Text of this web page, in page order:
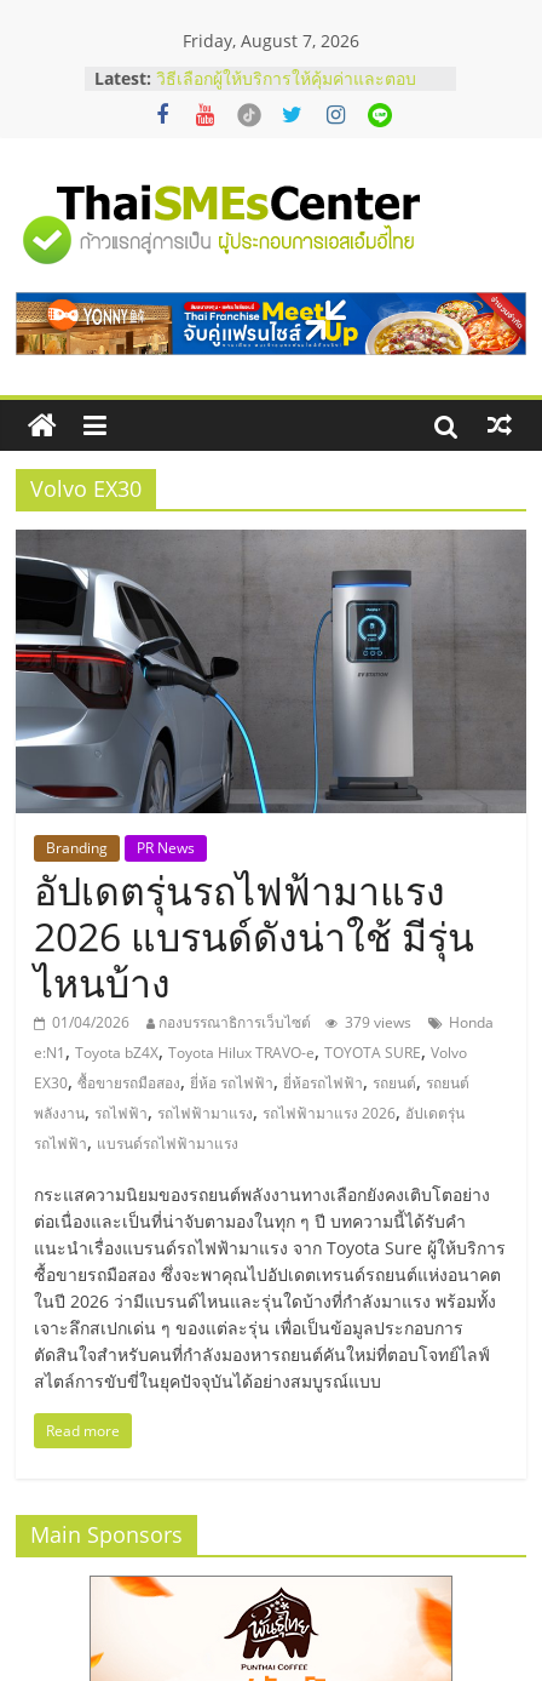
Friday, August 7, 2026
Latest: บริษัท Cybersecurity ในไทยที่ไหนดี?
วิธีเลือกผู้ให้บริการให้คุ้มค่าและตอบ
โจทย์ธุรกิจ
สัมมนาออนไลน์ โอกาสบริหารสถานี
บริการน้ำมัน Shell
สัมมนาลงทุน แฟรนไชส์ยอนนี่
ไชส์ ครั้งที่ 8
ร้านเครื่องเสียงคุณภาพสูง พร้อม
โซลูชันระบบภาพและเสียง
"ศูนย์
รวม
ข้อมูล
ธุรกิจ
SME
แห่ง
ประเทศไทย,
ThaiSMEsCenter,
รวม
ธุรกิจ
เอ
ส
เอ็
มอี
ไทย,
SMEs,
แฟ
รน
ไชส์,
ที่
ปรึกษา
แฟ
Volvo EX30
Branding PR News
อัปเดตรุ่นรถไฟฟ้ามาแรง
2026 แบรนด์ดังน่าใช้ มีรุ่น
ไหนบ้าง
01/04/2026 กองบรรณาธิการเว็บไซต์ 379 views
Honda
e:N1 ,Toyota bZ4X,Toyota Hilux TRAVO-e,TOYOTA SURE,Volvo
EX30,ซื้อขายรถมือสอง,ยี่ห้อ รถไฟฟ้า,ยี่ห้อรถไฟฟ้า, รถยนต์, รถยนต์
พลังงาน, รถไฟฟ้า, รถไฟฟ้ามาแรง, รถไฟฟ้ามาแรง 2026, อัปเดตรุ่น
รถไฟฟ้า, แบรนด์รถไฟฟ้ามาแรง
กระแสความนิยมของรถยนต์พลังงานทางเลือกยังคงเติบโตอย่าง
ต่อเนื่องและเป็นที่น่าจับตามองในทุก ๆ ปี บทความนี้ได้รับคำ
แนะนำเรื่องแบรนด์รถไฟฟ้ามาแรง จาก Toyota Sure ผู้ให้บริการ
ซื้อขายรถมือสอง ซึ่งจะพาคุณไปอัปเดตเทรนด์รถยนต์แห่งอนาคต
ในปี 2026 ว่ามีแบรนด์ไหนและรุ่นใดบ้างที่กำลังมาแรง พร้อมทั้ง
เจาะลึกสเปกเด่น ๆ ของแต่ละรุ่น เพื่อเป็นข้อมูลประกอบการ
ตัดสินใจสำหรับคนที่กำลังมองหารถยนต์คันใหม่ที่ตอบโจทย์ไลฟ์
สไตล์การขับขี่ในยุคปัจจุบันได้อย่างสมบูรณ์แบบ
Read more
Main Sponsors